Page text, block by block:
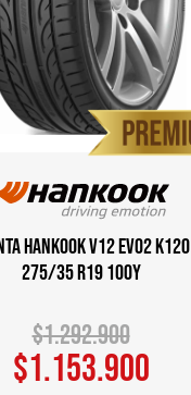
HANKOOK V12 Evo2 K120
275/35 R19 100Y
$1.292.900
$1.153.900